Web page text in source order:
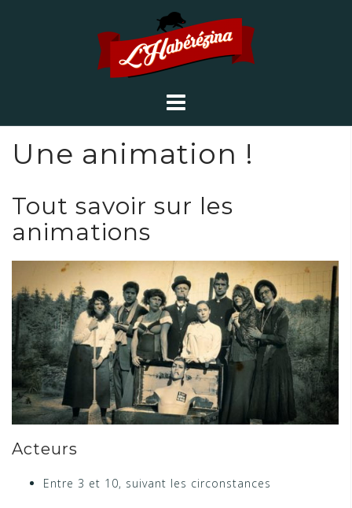
Une animation !
Tout savoir sur les
animations
Acteurs
Entre 3 et 10, suivant les circonstances